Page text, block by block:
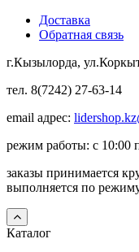
Доставка
Обратная связь
г.Кызылорда,
тел. 8(7242) 27-63-14
email адрес:
режим работы: с 10:00
заказы принимается
выполняется по
Каталог